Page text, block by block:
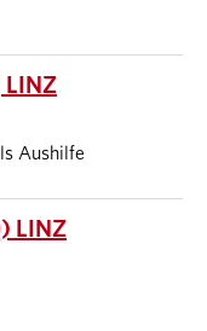
LINZ
Aushilfe
LINZ